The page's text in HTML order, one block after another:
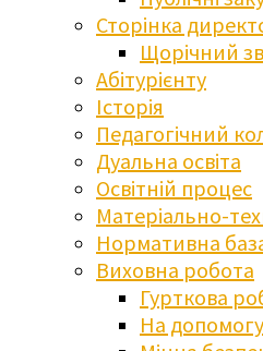
Сторінка
Щорічний
Абітурієнту
Історія
Педагогічний
Дуальна освіта
Освітній процес
Матеріально-
Нормативна
Виховна робота
Гурткова
На